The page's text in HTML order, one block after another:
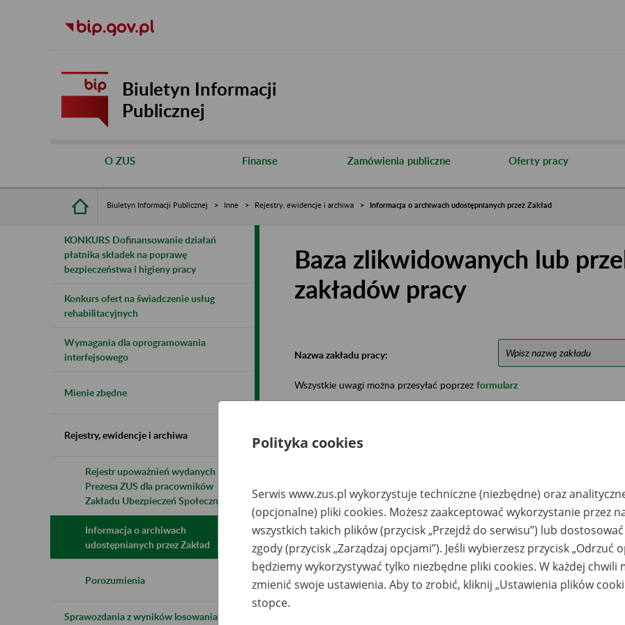
Biuletyn Informacji
Publicznej
O ZUS Finanse Zamówienia publiczne Oferty pracy
Biuletyn Informacji Publicznej Inne Rejestry, ewidencje i archiwa Informacja o archiwach udostępnianych przez Zakład
KONKURS Dofinansowanie działań
płatnika składek na poprawę
bezpieczeństwa i higieny pracy
Konkurs ofert na świadczenie usług
rehabilitacyjnych
Wymagania dla oprogramowania
interfejsowego
Mienie zbędne
Rejestry, ewidencje i archiwa
Rejestr upoważnień wydanych przez
Prezesa ZUS dla pracowników
Zakładu Ubezpieczeń Społecznych
Informacja o archiwach
udostępnianych przez Zakład
Porozumienia
Sprawozdania z wyników losowania do
Baza zlikwidowanych lub
zakładów pracy
Nazwa zakładu pracy:
Wszystkie uwagi można przesyłać poprzez formularz
Ukryj wszystkie pozycje bazy
Nazwa
zlikwidowanego
zakładu pracy
Miejsce
przechowywania
dokumentów
Nr zespołu akt w
archiwum
państwowym
Daty
Budowlano-
Wytwórcza
Spółdzielnia Pracy w
upadłości
PAST ACTUM Spółka
z o.o. 95-070
Aleksandrów Łódzki,
ul. Zgierska 47 A
1977-
Polityka cookies
Serwis www.zus.pl wykorzystuje techniczne (niezbędne) oraz
(opcjonalne) pliki cookies. Możesz zaakceptować wykorzystanie przez
wszystkich takich plików (przycisk „Przejdź do serwisu”) lub
zgody (przycisk „Zarządzaj opcjami”). Jeśli wybierzesz przycisk „Odrzuć
będziemy wykorzystywać tylko niezbędne pliki cookies. W każdej chwili
zmienić swoje ustawienia. Aby to zrobić, kliknij „Ustawienia plików
stopce.